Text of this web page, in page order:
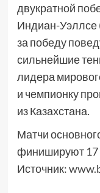
двукратной
Индиан-Уэллсе
за победу
сильнейшие
лидера
и чемпионку
из Казахстана.
Матчи
финишируют 17
Источник: